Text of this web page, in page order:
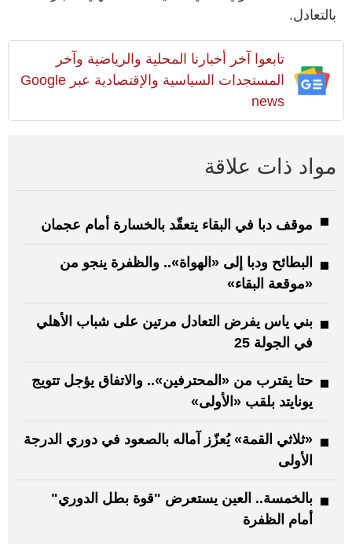
بالتعادل.
تابعوا آخر أخبارنا المحلية والرياضية وآخر
المستجدات السياسية والإقتصادية عبر Google
news
مواد ذات علاقة
موقف دبا في البقاء يتعقّد بالخسارة أمام عجمان
البطائح ودبا إلى «الهواة».. والظفرة ينجو من
«موقعة البقاء»
بني ياس يفرض التعادل مرتين على شباب الأهلي
في الجولة 25
حتا يقترب من «المحترفين».. والاتفاق يؤجل تتويج
يونايتد بلقب «الأولى»
«ثلاثي القمة» يُعزّز آماله بالصعود في دوري الدرجة
الأولى
بالخمسة.. العين يستعرض "قوة بطل الدوري"
أمام الظفرة